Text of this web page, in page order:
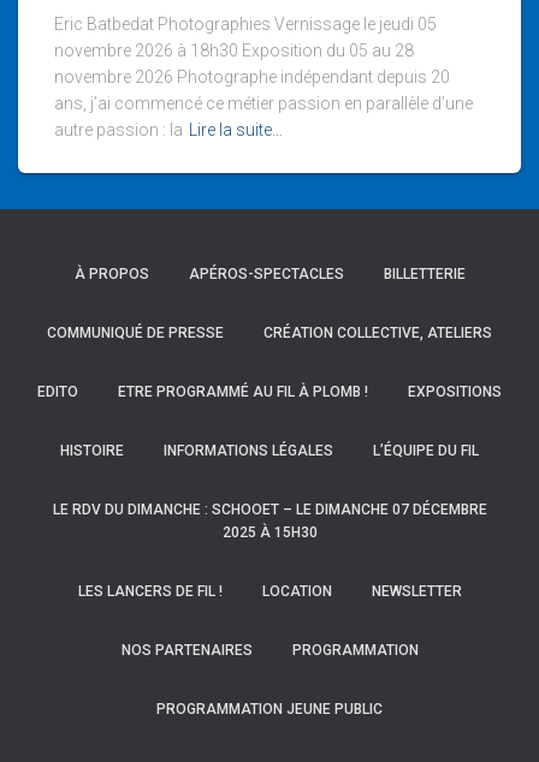
Eric Batbedat Photographies Vernissage le jeudi 05
novembre 2026 à 18h30 Exposition du 05 au 28
novembre 2026 Photographe indépendant depuis 20
ans, j’ai commencé ce métier passion en parallèle d’une
autre passion : la Lire la suite…
À PROPOS APÉROS-SPECTACLES BILLETTERIE
COMMUNIQUÉ DE PRESSE CRÉATION COLLECTIVE, ATELIERS
EDITO ETRE PROGRAMMÉ AU FIL À PLOMB ! EXPOSITIONS
HISTOIRE INFORMATIONS LÉGALES L’ÉQUIPE DU FIL
LE RDV DU DIMANCHE : SCHOOET – LE DIMANCHE 07 DÉCEMBRE
2025 À 15H30
LES LANCERS DE FIL ! LOCATION NEWSLETTER
NOS PARTENAIRES PROGRAMMATION
PROGRAMMATION JEUNE PUBLIC